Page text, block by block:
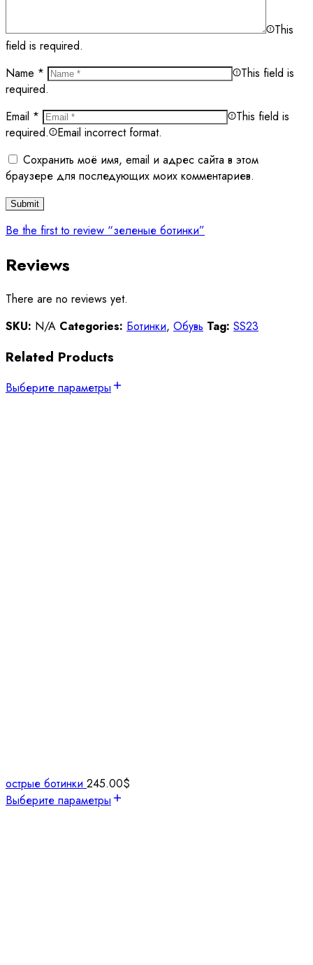
This
field is required.
Name *
This field is
required.
Email *
This field is
required.
Email incorrect format.
Сохранить моё имя, email и адрес сайта в этом
браузере для последующих моих комментариев.
Be the first to review “зеленые ботинки”
Reviews
There are no reviews yet.
SKU: N/A Categories: Ботинки, Обувь Tag: SS23
Related Products
Выберите параметры
острые ботинки 245.00$
Выберите параметры